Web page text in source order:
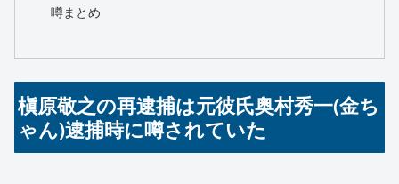
噂まとめ
槇原敬之の再逮捕は元彼氏奥村秀一(金ち
ゃん)逮捕時に噂されていた